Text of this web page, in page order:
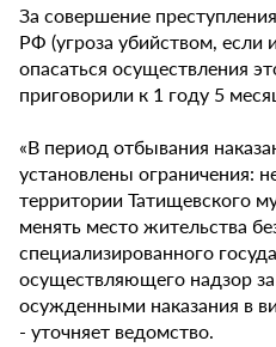
За совершение
РФ (угроза убийством, если
опасаться осуществления
приговорили к 1 году 5
«В период отбывания
установлены ограничения:
территории Татищевского
менять место жительства
специализированного
осуществляющего надзор
осужденными наказания в
- уточняет ведомство.